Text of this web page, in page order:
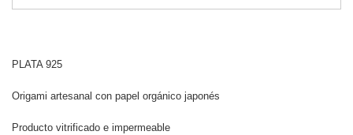
PLATA 925
Origami artesanal con papel orgánico japonés
Producto vitrificado e impermeable